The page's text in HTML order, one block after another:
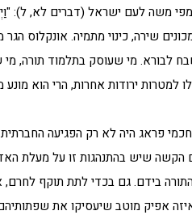
משה לעם ישראל (דברים לא, ל):
שירה, כינוי מתמיה. אונקלוס
לבורא. מי שעוסק בתלמוד תורה, מי
ירודות אחרות, הרי הוא
פראג היה לא רק הפגיעה
הקשה שיש בהתנהגות זו על מעלת
בידם. גם בכדי לתת תוקף לחרם,
אפיק מוטב שיעסיקו את